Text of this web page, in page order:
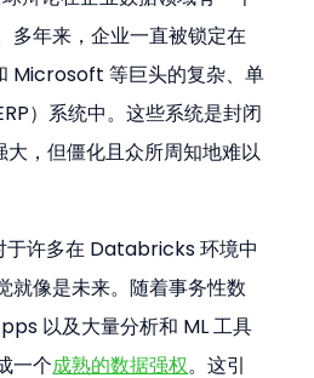
多年来，企业一直被锁定在
Microsoft 等巨头的复杂、单
）系统中。这些系统是封闭
，但僵化且众所周知地难以
许多在 Databricks 环境中
就像是未来。随着事务性数
以及大量分析和 ML 工具
一个成熟的数据强权。这引